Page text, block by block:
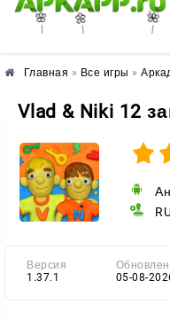
🌸 🌼 🌺
Главная » Все игры »
Vlad & Niki 12
Версия
1.37.1
05-08-